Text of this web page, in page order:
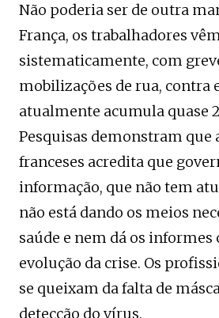
Não poderia ser de outra
França, os trabalhadores
sistematicamente, com
mobilizações de rua, contra
atualmente acumula quase
Pesquisas demonstram que
franceses acredita que
informação, que não tem
não está dando os meios
saúde e nem dá os informes
evolução da crise. Os
se queixam da falta de
detecção do vírus.